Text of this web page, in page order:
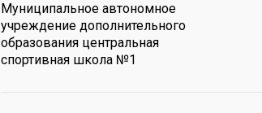
Муниципальное автономное
учреждение дополнительного
образования центральная
спортивная школа №1